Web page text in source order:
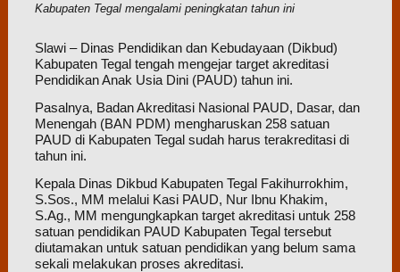
Kabupaten Tegal mengalami peningkatan tahun ini
Slawi – Dinas Pendidikan dan Kebudayaan (Dikbud)
Kabupaten Tegal tengah mengejar target akreditasi
Pendidikan Anak Usia Dini (PAUD) tahun ini.
Pasalnya, Badan Akreditasi Nasional PAUD, Dasar, dan
Menengah (BAN PDM) mengharuskan 258 satuan
PAUD di Kabupaten Tegal sudah harus terakreditasi di
tahun ini.
Kepala Dinas Dikbud Kabupaten Tegal Fakihurrokhim,
S.Sos., MM melalui Kasi PAUD, Nur Ibnu Khakim,
S.Ag., MM mengungkapkan target akreditasi untuk 258
satuan pendidikan PAUD Kabupaten Tegal tersebut
diutamakan untuk satuan pendidikan yang belum sama
sekali melakukan proses akreditasi.